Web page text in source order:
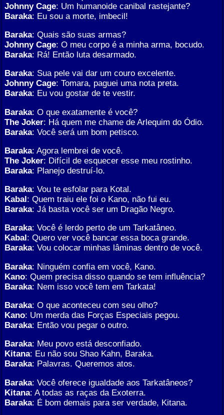
Johnny Cage: Um humanoide canibal rastejante?
Baraka: Eu sou a morte, imbecil!
Baraka: Quais são suas armas?
Johnny Cage: O meu corpo é a minha arma, bocudo.
Baraka: Rá! Então luta desarmado.
Baraka: Sua pele vai dar um couro excelente.
Johnny Cage: Tomara, paguei uma nota preta.
Baraka: Eu vou gostar de te vestir.
Baraka: O que exatamente é você?
The Joker: Há quem me chame de Arlequim do Ódio.
Baraka: Você será um bom petisco.
Baraka: Agora lembrei de você.
The Joker: Difícil de esquecer esse meu rostinho.
Baraka: Planejo destruí-lo.
Baraka: Vou te esfolar para Kotal.
Kabal: Quem traiu ele foi o Kano, não fui eu.
Baraka: Já basta você ser um Dragão Negro.
Baraka: Você é lerdo perto de um Tarkatâneo.
Kabal: Quero ver você bancar essa boca grande.
Baraka: Vou colocar minhas lâminas dentro de você.
Baraka: Ninguém confia em você, Kano.
Kano: Quem precisa disso quando se tem influência?
Baraka: Nem isso você tem em Tarkata!
Baraka: O que aconteceu com seu olho?
Kano: Um merda das Forças Especiais pegou.
Baraka: Então vou pegar o outro.
Baraka: Meu povo está desconfiado.
Kitana: Eu não sou Shao Kahn, Baraka.
Baraka: Palavras. Queremos atos.
Baraka: Você oferece igualdade aos Tarkatâneos?
Kitana: A todas as raças da Exoterra.
Baraka: É bom demais para ser verdade, Kitana.